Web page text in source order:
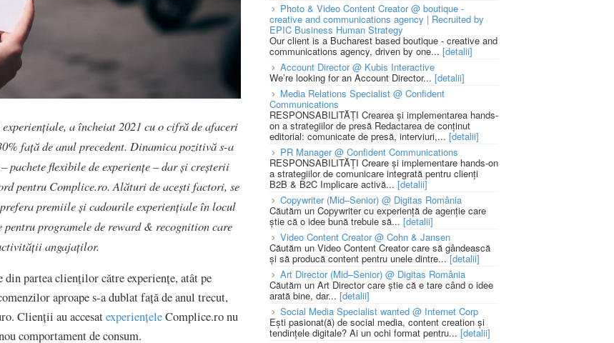
a încheiat 2021 cu o cifră de afaceri
față de anul precedent. Dinamica pozitivă s-a
flexibile de experiențe – dar și creșterii
pentru Complice.ro. Alături de acești factori, se
premiile și cadourile experiențiale în locul
programele de reward & recognition care
angajaților.
partea clienților către experiențe, atât pe
aproape s-a dublat față de anul trecut,
Clienții au accesatexperiențeleComplice.ro nu
comportament de consum.
Photo & Video Content Creator @ boutique -
creative and communications agency | Recruited by
EPIC Business Human Strategy
Our client is a Bucharest based boutique - creative and
communications agency, driven by one... [detalii]
Account Director @ Kubis Interactive
We’re looking for an Account Director... [detalii]
Media Relations Specialist @ Confident
Communications
RESPONSABILITĂȚI Crearea și implementarea hands-
on a strategiilor de presă Redactarea de conținut
editorial: comunicate de presă, interviuri,... [detalii]
PR Manager @ Confident Communications
RESPONSABILITĂȚI Creare și implementare hands-on
a strategiilor de comunicare integrată pentru clienți
B2B & B2C Implicare activă... [detalii]
Copywriter (Mid–Senior) @ Digitas România
Căutăm un Copywriter cu experiență de agenție care
știe că o idee bună trebuie să... [detalii]
Video Content Creator @ Cohn & Jansen
Căutăm un Video Content Creator care să gândească
și să producă content pentru unele dintre... [detalii]
Art Director (Mid–Senior) @ Digitas România
Căutăm un Art Director care știe că e tare când o idee
arată bine, dar... [detalii]
Social Media Specialist wanted @ Internet Corp
Ești pasionat(ă) de social media, content creation și
tendințele digitale? Ai un ochi format pentru... [detalii]